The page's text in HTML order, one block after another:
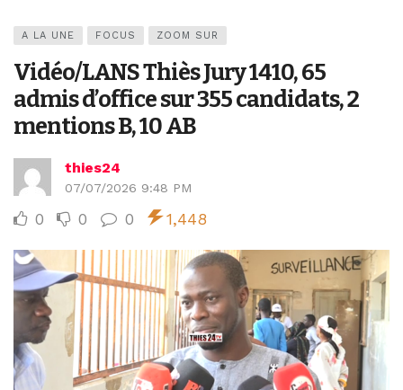
A LA UNE FOCUS ZOOM SUR
Vidéo/LANS Thiès Jury 1410, 65
admis d’office sur 355 candidats, 2
mentions B, 10 AB
thies24
07/07/2026 9:48 PM
0 0 0 1,448